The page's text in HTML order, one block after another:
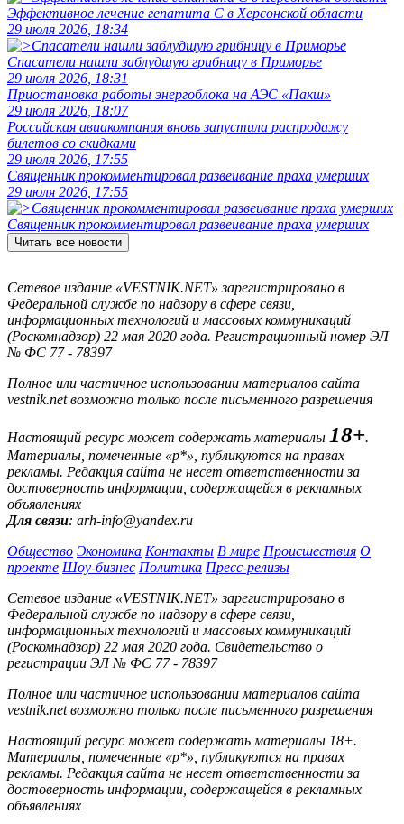
Эффективное лечение гепатита C в Херсонской области
29 июля 2026, 18:34
Спасатели нашли заблудшую грибницу в Приморье
29 июля 2026, 18:31
Приостановка работы энергоблока на АЭС «Пакш»
29 июля 2026, 18:07
Российская авиакомпания вновь запустила распродажу
билетов со скидками
29 июля 2026, 17:55
Священник прокомментировал развеивание праха умерших
29 июля 2026, 17:55
Священник прокомментировал развеивание праха умерших
Читать все новости
Сетевое издание «VESTNIK.NET» зарегистрировано в
Федеральной службе по надзору в сфере связи,
информационных технологий и массовых коммуникаций
(Роскомнадзор) 22 мая 2020 года. Регистрационный номер ЭЛ
№ ФС 77 - 78397
Полное или частичное использовании материалов сайта
vestnik.net возможно только после письменного разрешения
Настоящий ресурс может содержать материалы 18+.
Материалы, помеченные «р*», публикуются на правах
рекламы. Редакция сайта не несет ответственности за
достоверность информации, содержащейся в рекламных
объявлениях
Для связи: arh-info@yandex.ru
Общество Экономика Контакты В мире Происшествия О
проекте Шоу-бизнес Политика Пресс-релизы
Сетевое издание «VESTNIK.NET» зарегистрировано в
Федеральной службе по надзору в сфере связи,
информационных технологий и массовых коммуникаций
(Роскомнадзор) 22 мая 2020 года. Свидетельство о
регистрации ЭЛ № ФС 77 - 78397
Полное или частичное использовании материалов сайта
vestnik.net возможно только после письменного разрешения
Настоящий ресурс может содержать материалы 18+.
Материалы, помеченные «р*», публикуются на правах
рекламы. Редакция сайта не несет ответственности за
достоверность информации, содержащейся в рекламных
объявлениях